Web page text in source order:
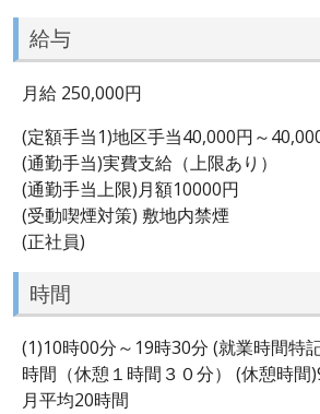
給与
月給 250,000円
(定額手当1)地区手当40,000円～
(通勤手当)実費支給（上限あり）
(通勤手当上限)月額10000円
(受動喫煙対策) 敷地内禁煙
(正社員)
時間
(1)10時00分～19時30分 (就業時間特
時間（休憩１時間３０分） (休憩時間
月平均20時間